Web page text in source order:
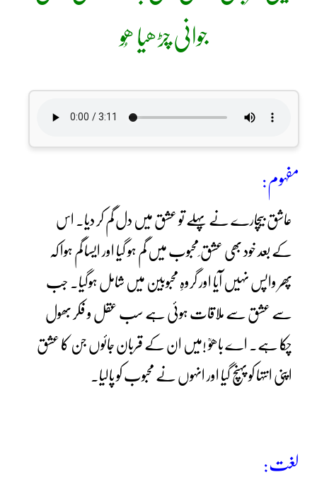
جوانی چڑھیا ھُو
مفہوم:
عاشق بیچارے نے پہلے تو عشق میں دل گم کر دیا۔ اس
کے بعد خود بھی عشق ِمحبوب میں گم ہو گیا اور ایسا گم ہوا کہ
پھر واپس نہیں آیا اور گروہِ محبوبین میں شامل ہوگیا۔ جب
سے عشق سے ملاقات ہوئی ہے سب عقل و فکر بھول
چکا ہے۔ اے باھوؒ !میں ان کے قربان جائوں جن کا عشق
اپنی انتہا کو پہنچ گیا اور انہوں نے محبوب کو پالیا۔
لغت: